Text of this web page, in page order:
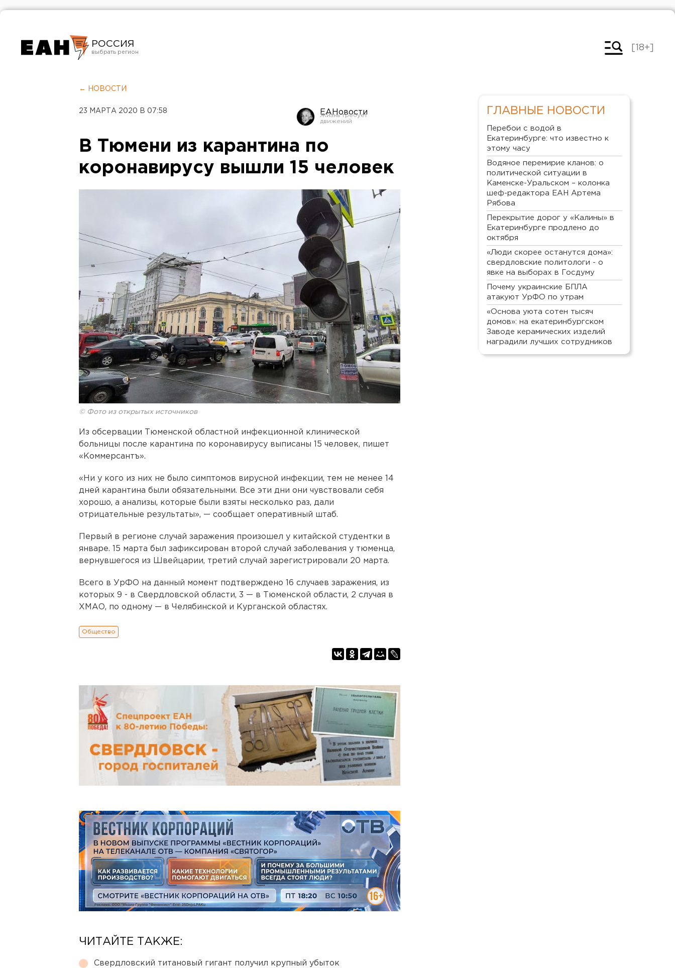
РОССИЯ
Челябинск
[18+]
← НОВОСТИ
23 МАРТА 2020 В 07:58 ЕАНовости
В Тюмени из карантина по
коронавирусу вышли 15 человек
© Фото из открытых источников
Из обсервации Тюменской областной инфекционной клинической
больницы после карантина по коронавирусу выписаны 15 человек, пишет
«Коммерсантъ».
«Ни у кого из них не было симптомов вирусной инфекции, тем не менее 14
дней карантина были обязательными. Все эти дни они чувствовали себя
хорошо, а анализы, которые были взяты несколько раз, дали
отрицательные результаты», — сообщает оперативный штаб.
Первый в регионе случай заражения произошел у китайской студентки в
январе. 15 марта был зафиксирован второй случай заболевания у тюменца,
вернувшегося из Швейцарии, третий случай зарегистрировали 20 марта.
Всего в УрФО на данный момент подтверждено 16 случаев заражения, из
которых 9 - в Свердловской области, 3 — в Тюменской области, 2 случая в
ХМАО, по одному — в Челябинской и Курганской областях.
Общество
ЧИТАЙТЕ ТАКЖЕ:
Свердловский титановый гигант получил крупный убыток
ГЛАВНЫЕ НОВОСТИ
Перебои с водой в
Екатеринбурге: что известно к
этому часу
Водяное перемирие кланов: о
политической ситуации в
Каменске-Уральском – колонка
шеф-редактора ЕАН Артема
Рябова
Перекрытие дорог у «Калины» в
Екатеринбурге продлено до
октября
«Люди скорее останутся дома»:
свердловские политологи - о
явке на выборах в Госдуму
Почему украинские БПЛА
атакуют УрФО по утрам
«Основа уюта сотен тысяч
домов»: на екатеринбургском
Заводе керамических изделий
наградили лучших сотрудников